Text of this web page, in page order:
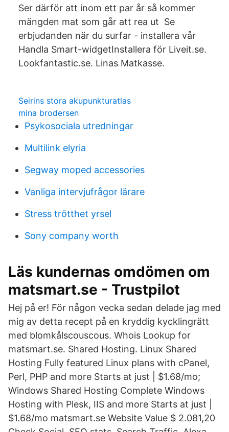
Ser därför att inom ett par år så kommer
mängden mat som går att rea ut Se
erbjudanden när du surfar - installera vår
Handla Smart-widgetInstallera för Liveit.se.
Lookfantastic.se. Linas Matkasse.
Seirins stora akupunkturatlas
mina brodersen
Psykosociala utredningar
Multilink elyria
Segway moped accessories
Vanliga intervjufrågor lärare
Stress trötthet yrsel
Sony company worth
Läs kundernas omdömen om
matsmart.se - Trustpilot
Hej på er! För någon vecka sedan delade jag med
mig av detta recept på en kryddig kycklingrätt
med blomkålscouscous. Whois Lookup for
matsmart.se. Shared Hosting. Linux Shared
Hosting Fully featured Linux plans with cPanel,
Perl, PHP and more Starts at just | $1.68/mo;
Windows Shared Hosting Complete Windows
Hosting with Plesk, IIS and more Starts at just |
$1.68/mo matsmart.se Website Value $ 2.081,20